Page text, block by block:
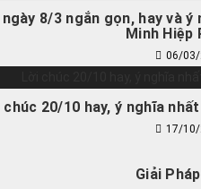
8/3 ngắn gọn, hay và
Minh Hiệp
06/03/
chúc 20/10 hay, ý nghĩa
17/
Giải